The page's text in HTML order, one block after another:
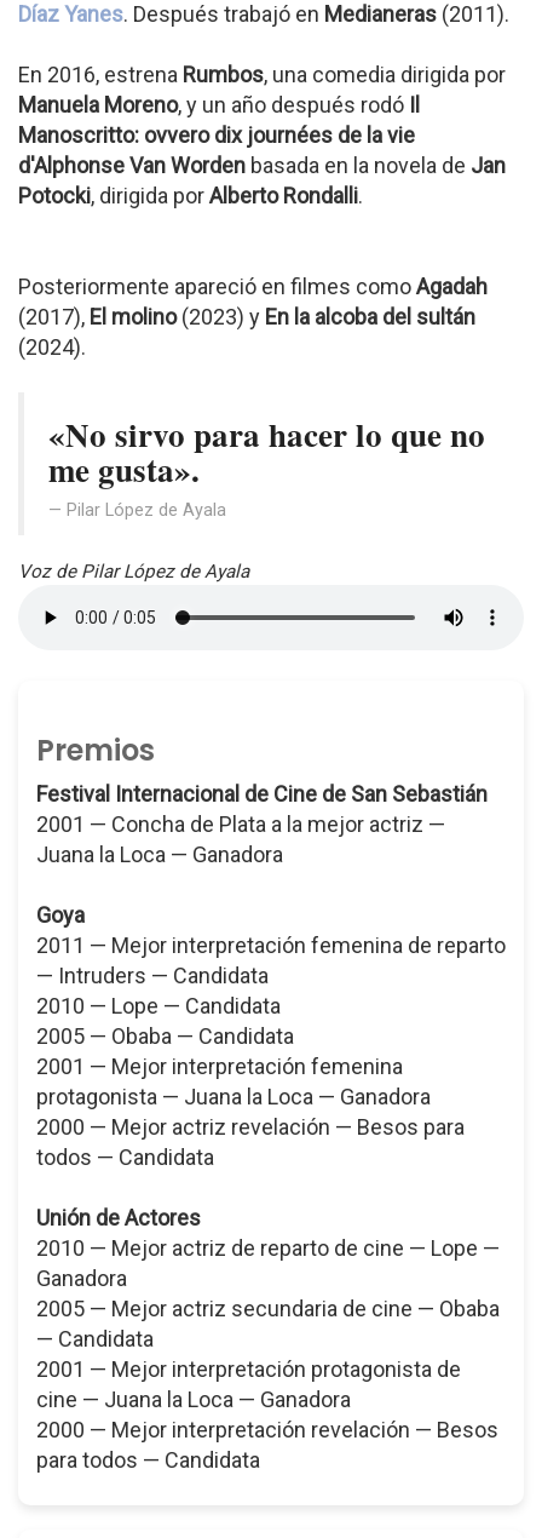
Díaz Yanes. Después trabajó en Medianeras (2011).
En 2016, estrena Rumbos, una comedia dirigida por
Manuela Moreno, y un año después rodó Il
Manoscritto: ovvero dix journées de la vie
d'Alphonse Van Worden basada en la novela de Jan
Potocki, dirigida porAlberto Rondalli.
Posteriormente apareció en filmes comoAgadah
(2017), El molino(2023) y En la alcoba del sultán
(2024).
«No sirvo para hacer lo que no
me gusta».
Pilar López de Ayala
Voz de Pilar López de Ayala
Premios
Festival Internacional de Cine de San Sebastián
2001 — Concha de Plata a la mejor actriz —
Juana la Loca — Ganadora
Goya
2011 — Mejor interpretación femenina de reparto
— Intruders — Candidata
2010 — Lope — Candidata
2005 — Obaba — Candidata
2001 — Mejor interpretación femenina
protagonista — Juana la Loca — Ganadora
2000 — Mejor actriz revelación — Besos para
todos — Candidata
Unión de Actores
2010 — Mejor actriz de reparto de cine — Lope —
Ganadora
2005 — Mejor actriz secundaria de cine — Obaba
— Candidata
2001 — Mejor interpretación protagonista de
cine — Juana la Loca — Ganadora
2000 — Mejor interpretación revelación — Besos
para todos — Candidata